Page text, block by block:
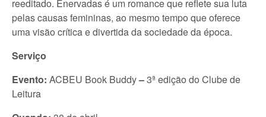
reeditado. Enervadas é um romance que reflete sua luta
pelas causas femininas, ao mesmo tempo que oferece
uma visão crítica e divertida da sociedade da época.
Serviço
Evento: ACBEU Book Buddy–3ª edição do Clube de
Leitura